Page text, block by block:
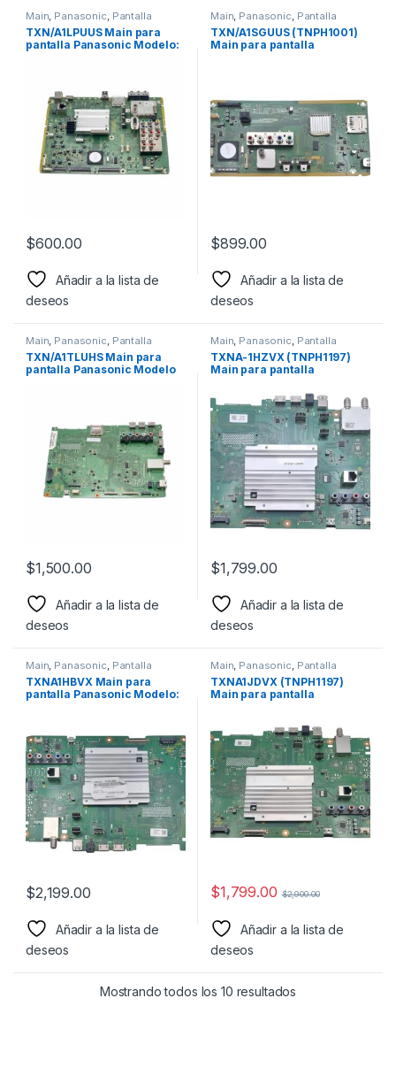
Main, Panasonic, Pantalla
TXN/A1LPUUS Main para
pantalla Panasonic Modelo:
$600.00
Añadir a la lista de
deseos
Main, Panasonic, Pantalla
TXN/A1SGUUS (TNPH1001)
Main para pantalla
$899.00
Añadir a la lista de
deseos
Main, Panasonic, Pantalla
TXN/A1TLUHS Main para
pantalla Panasonic Modelo
$1,500.00
Añadir a la lista de
deseos
Main, Panasonic, Pantalla
TXNA-1HZVX (TNPH1197)
Main para pantalla
$1,799.00
Añadir a la lista de
deseos
Main, Panasonic, Pantalla
TXNA1HBVX Main para
pantalla Panasonic Modelo:
$2,199.00
Añadir a la lista de
deseos
Main, Panasonic, Pantalla
TXNA1JDVX (TNPH1197)
Main para pantalla
$1,799.00 $2,900.00
Añadir a la lista de
deseos
Mostrando todos los 10 resultados